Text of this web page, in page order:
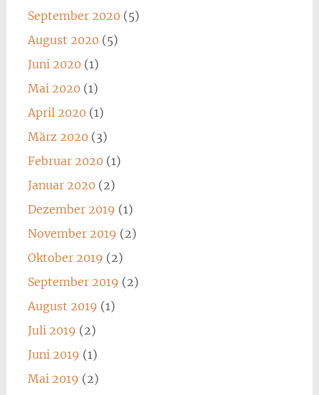
September 2020 (5)
August 2020 (5)
Juni 2020 (1)
Mai 2020 (1)
April 2020 (1)
März 2020 (3)
Februar 2020 (1)
Januar 2020 (2)
Dezember 2019 (1)
November 2019 (2)
Oktober 2019 (2)
September 2019 (2)
August 2019 (1)
Juli 2019 (2)
Juni 2019 (1)
Mai 2019 (2)